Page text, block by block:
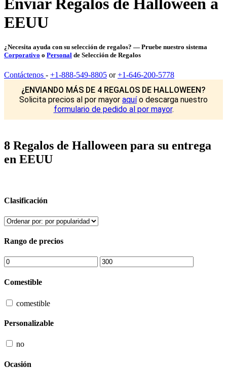
EEUU
¿Necesita ayuda con su selección de regalos? — Pruebe nuestro sistema
Corporativo o Personal de Selección de Regalos
Contáctenos - +1-888-549-8805 or+1-646-200-5778
¿ENVIANDO MÁS DE 4 REGALOS DE HALLOWEEN?
Solicita precios al por mayor aquío descarga nuestro
formulario de pedido al por mayor.
8 Regalos de Halloween para su entrega
en EEUU
Clasificación
Rango de precios
Comestible
comestible
Personalizable
no
Ocasión